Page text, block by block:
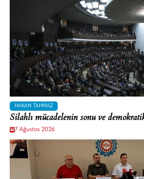
HAKAN TAHMAZ
Silahlı mücadelenin sonu ve
7 Ağustos 2026